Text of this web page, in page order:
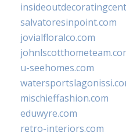
salvatoresinpoint.com
jovialfloralco.com
u-seehomes.com
mischieffashion.com
eduwyre.com
retro-interiors.com